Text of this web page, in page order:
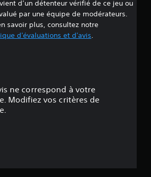
d
d’un détenteur vérifié de ce jeu ou
par une équipe de modérateurs.
savoir plus, consultez notre
d'évaluations et d'avis.
ne correspond à votre
Modifiez vos critères de